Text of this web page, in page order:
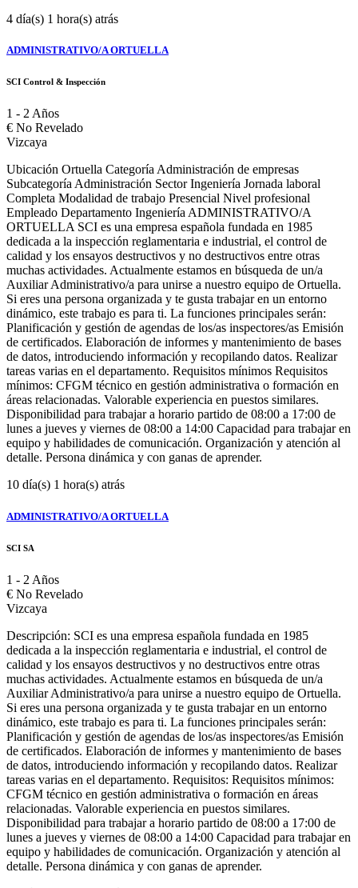
4 día(s) 1 hora(s) atrás
ADMINISTRATIVO/A ORTUELLA
SCI Control & Inspección
1 - 2 Años
€ No Revelado
Vizcaya
Ubicación Ortuella Categoría Administración de empresas
Subcategoría Administración Sector Ingeniería Jornada laboral
Completa Modalidad de trabajo Presencial Nivel profesional
Empleado Departamento Ingeniería ADMINISTRATIVO/A
ORTUELLA SCI es una empresa española fundada en 1985
dedicada a la inspección reglamentaria e industrial, el control de
calidad y los ensayos destructivos y no destructivos entre otras
muchas actividades. Actualmente estamos en búsqueda de un/a
Auxiliar Administrativo/a para unirse a nuestro equipo de Ortuella.
Si eres una persona organizada y te gusta trabajar en un entorno
dinámico, este trabajo es para ti. La funciones principales serán:
Planificación y gestión de agendas de los/as inspectores/as Emisión
de certificados. Elaboración de informes y mantenimiento de bases
de datos, introduciendo información y recopilando datos. Realizar
tareas varias en el departamento. Requisitos mínimos Requisitos
mínimos: CFGM técnico en gestión administrativa o formación en
áreas relacionadas. Valorable experiencia en puestos similares.
Disponibilidad para trabajar a horario partido de 08:00 a 17:00 de
lunes a jueves y viernes de 08:00 a 14:00 Capacidad para trabajar en
equipo y habilidades de comunicación. Organización y atención al
detalle. Persona dinámica y con ganas de aprender.
10 día(s) 1 hora(s) atrás
ADMINISTRATIVO/A ORTUELLA
SCI SA
1 - 2 Años
€ No Revelado
Vizcaya
Descripción: SCI es una empresa española fundada en 1985
dedicada a la inspección reglamentaria e industrial, el control de
calidad y los ensayos destructivos y no destructivos entre otras
muchas actividades. Actualmente estamos en búsqueda de un/a
Auxiliar Administrativo/a para unirse a nuestro equipo de Ortuella.
Si eres una persona organizada y te gusta trabajar en un entorno
dinámico, este trabajo es para ti. La funciones principales serán:
Planificación y gestión de agendas de los/as inspectores/as Emisión
de certificados. Elaboración de informes y mantenimiento de bases
de datos, introduciendo información y recopilando datos. Realizar
tareas varias en el departamento. Requisitos: Requisitos mínimos:
CFGM técnico en gestión administrativa o formación en áreas
relacionadas. Valorable experiencia en puestos similares.
Disponibilidad para trabajar a horario partido de 08:00 a 17:00 de
lunes a jueves y viernes de 08:00 a 14:00 Capacidad para trabajar en
equipo y habilidades de comunicación. Organización y atención al
detalle. Persona dinámica y con ganas de aprender.